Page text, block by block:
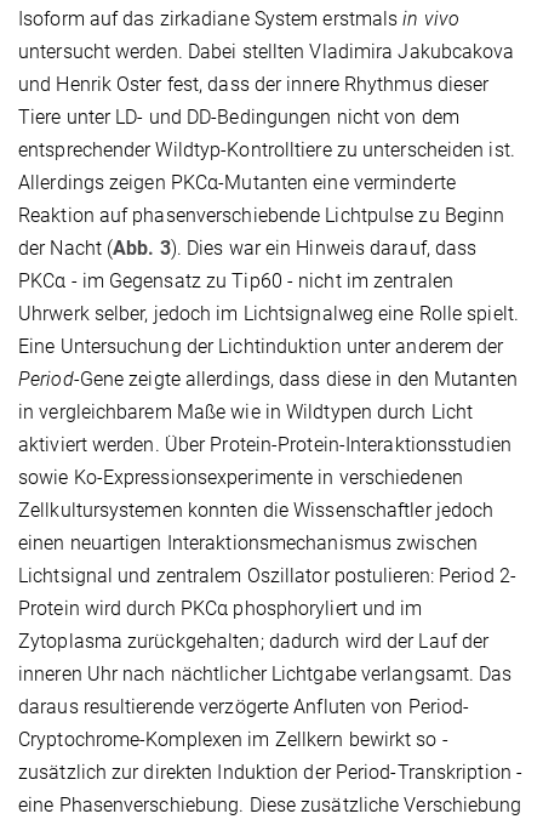
Isoform auf das zirkadiane System erstmalsin vivo
untersucht werden. Dabei stellten Vladimira Jakubcakova
und Henrik Oster fest, dass der innere Rhythmus dieser
Tiere unter LD- und DD-Bedingungen nicht von dem
entsprechender Wildtyp-Kontrolltiere zu unterscheiden ist.
Allerdings zeigen PKCα-Mutanten eine verminderte
Reaktion auf phasenverschiebende Lichtpulse zu Beginn
der Nacht (Abb. 3). Dies war ein Hinweis darauf, dass
PKCα - im Gegensatz zu Tip60 - nicht im zentralen
Uhrwerk selber, jedoch im Lichtsignalweg eine Rolle spielt.
Eine Untersuchung der Lichtinduktion unter anderem der
Period-Gene zeigte allerdings, dass diese in den Mutanten
in vergleichbarem Maße wie in Wildtypen durch Licht
aktiviert werden. Über Protein-Protein-Interaktionsstudien
sowie Ko-Expressionsexperimente in verschiedenen
Zellkultursystemen konnten die Wissenschaftler jedoch
einen neuartigen Interaktionsmechanismus zwischen
Lichtsignal und zentralem Oszillator postulieren: Period 2-
Protein wird durch PKCα phosphoryliert und im
Zytoplasma zurückgehalten; dadurch wird der Lauf der
inneren Uhr nach nächtlicher Lichtgabe verlangsamt. Das
daraus resultierende verzögerte Anfluten von Period-
Cryptochrome-Komplexen im Zellkern bewirkt so -
zusätzlich zur direkten Induktion der Period-Transkription -
eine Phasenverschiebung. Diese zusätzliche Verschiebung